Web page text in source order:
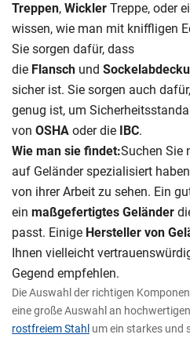
Treppen,WicklerTreppe, oder
wissen, wie man mit kniffligen
Sie sorgen dafür, dass
die Flansch und
sicher ist. Sie sorgen auch
genug ist, um
von OSHAoder die IBC.
Wie man sie findet:Suchen Sie
auf Geländer spezialisiert
von ihrer Arbeit zu sehen. Ein
ein maßgefertigtes Geländer
passt. Einige Hersteller von
Ihnen vielleicht
Gegend empfehlen.
Die Auswahl der richtigen
eine große Auswahl an hochwertigen
rostfreiem Stahl um ein starkes und